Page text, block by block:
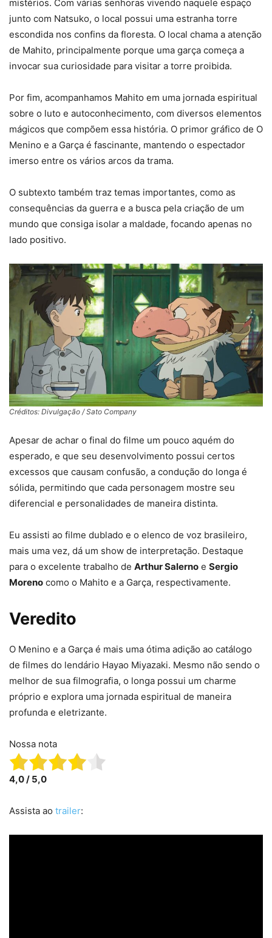
mistérios. Com várias senhoras vivendo naquele espaço
junto com Natsuko, o local possui uma estranha torre
escondida nos confins da floresta. O local chama a atenção
de Mahito, principalmente porque uma garça começa a
invocar sua curiosidade para visitar a torre proibida.
Por fim, acompanhamos Mahito em uma jornada espiritual
sobre o luto e autoconhecimento, com diversos elementos
mágicos que compõem essa história. O primor gráfico de O
Menino e a Garça é fascinante, mantendo o espectador
imerso entre os vários arcos da trama.
O subtexto também traz temas importantes, como as
consequências da guerra e a busca pela criação de um
mundo que consiga isolar a maldade, focando apenas no
lado positivo.
Créditos: Divulgação / Sato Company
Apesar de achar o final do filme um pouco aquém do
esperado, e que seu desenvolvimento possui certos
excessos que causam confusão, a condução do longa é
sólida, permitindo que cada personagem mostre seu
diferencial e personalidades de maneira distinta.
Eu assisti ao filme dublado e o elenco de voz brasileiro,
mais uma vez, dá um show de interpretação. Destaque
para o excelente trabalho de Arthur Salerno e Sergio
Moreno como o Mahito e a Garça, respectivamente.
Veredito
O Menino e a Garça é mais uma ótima adição ao catálogo
de filmes do lendário Hayao Miyazaki. Mesmo não sendo o
melhor de sua filmografia, o longa possui um charme
próprio e explora uma jornada espiritual de maneira
profunda e eletrizante.
Nossa nota
4,0 / 5,0
Assista ao trailer: